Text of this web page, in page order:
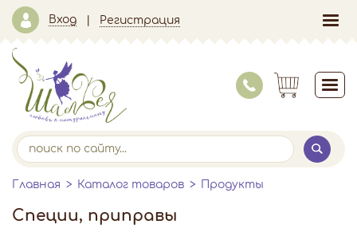
Вход Регистрация
Главная Каталог товаров Продукты
Специи, приправы